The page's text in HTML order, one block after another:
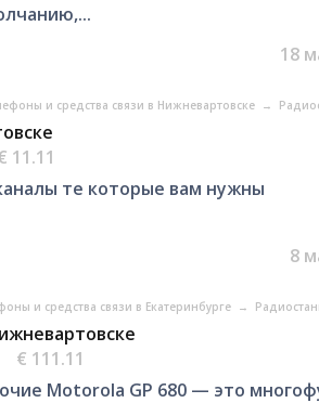
18
и средства связи в Нижневартовске →
11.11
те которые вам нужны
8
и средства связи в Екатеринбурге →
€ 111.11
Motorola GP 680 — это